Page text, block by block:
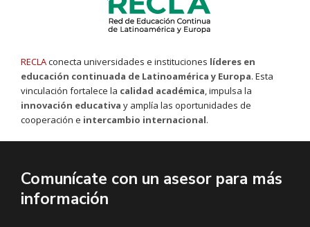
RECLAconecta universidades e instituciones líderes en
educación continuada de Latinoamérica y Europa. Esta
vinculación fortalece la calidad académica, impulsa la
innovación educativa y amplía las oportunidades de
cooperación e intercambio internacional.
Comunícate con un asesor para más
información